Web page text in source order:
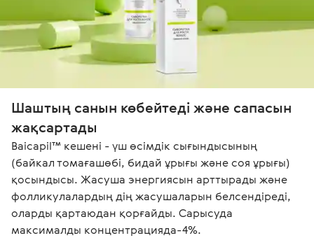
Шаштың санын көбейтеді және сапасын
жақсартады
Baicapil™ кешені - үш өсімдік сығындысының
(байкал томағашөбі, бидай ұрығы және соя ұрығы)
қосындысы. Жасуша энергиясын арттырады және
фолликулалардың дің жасушаларын белсендіреді,
оларды қартаюдан қорғайды. Сарысуда
максималды концентрацияда-4%.